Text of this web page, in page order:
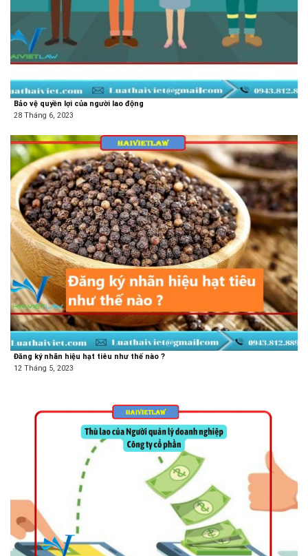
Bảo vệ quyền lợi của người lao động
28 Tháng 6, 2023
Đăng ký nhãn hiệu hạt tiêu như thế nào ?
12 Tháng 5, 2023